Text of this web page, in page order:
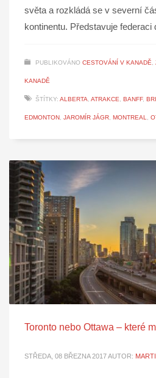
světa a rozkládá se v severní
kontinentu. Představuje
PUBLIKOVÁNO CESTOVÁNÍ V KANADĚ,
KANADĚ
ŠTÍTKY: ALBERTA, ATRAKCE, BANFF,
EDMONTON, JAROMÍR JÁGR, MONTREAL,
Toronto nebo Ottawa – které
STŘEDA, 08 BŘEZNA 2017AUTOR: